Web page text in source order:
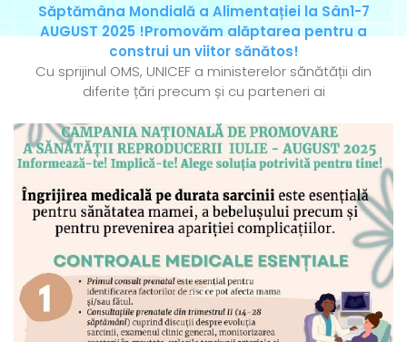
Săptămâna Mondială a Alimentației la Sân1-7
AUGUST 2025 !Promovăm alăptarea pentru a
construi un viitor sănătos!
Cu sprijinul OMS, UNICEF a ministerelor sănătății din
diferite țări precum și cu parteneri ai